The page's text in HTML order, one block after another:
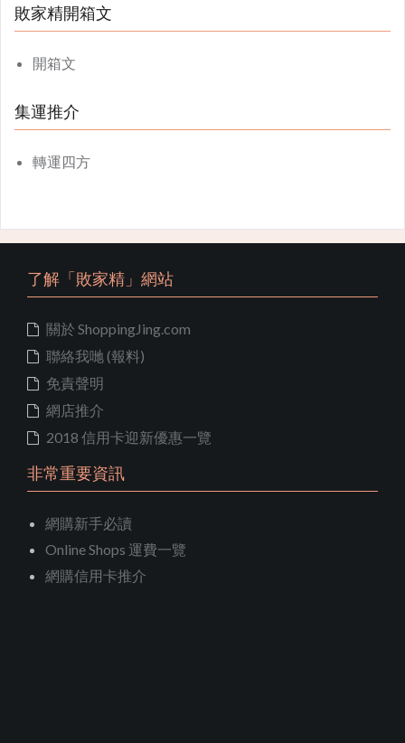
敗家精開箱文
開箱文
集運推介
轉運四方
了解「敗家精」網站
關於 ShoppingJing.com
聯絡我哋 (報料)
免責聲明
網店推介
2018 信用卡迎新優惠一覽
非常重要資訊
網購新手必讀
Online Shops 運費一覽
網購信用卡推介